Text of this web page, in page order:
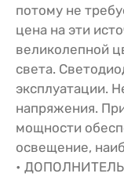
потому не
цена на эти
великолепной
света.
эксплуатации.
напряжения.
мощности
освещение,
•